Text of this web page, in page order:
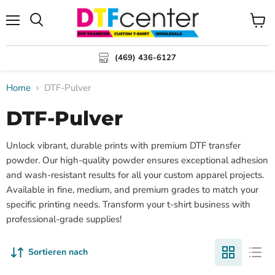
(469) 436-6127
Home DTF-Pulver
DTF-Pulver
Unlock vibrant, durable prints with premium DTF transfer
powder. Our high-quality powder ensures exceptional adhesion
and wash-resistant results for all your custom apparel projects.
Available in fine, medium, and premium grades to match your
specific printing needs. Transform your t-shirt business with
professional-grade supplies!
Sortieren nach